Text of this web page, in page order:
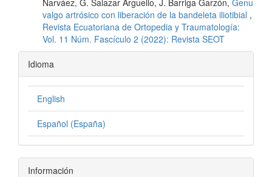
valgo artrósico con liberación de la bandeleta iliotibial ,
Revista Ecuatoriana de Ortopedia y Traumatología:
Vol. 11 Núm. Fascículo 2 (2022): Revista SEOT
Idioma
English
Español (España)
Información